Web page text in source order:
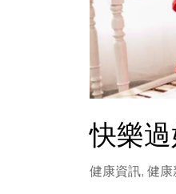
快樂
健康資訊, 健康